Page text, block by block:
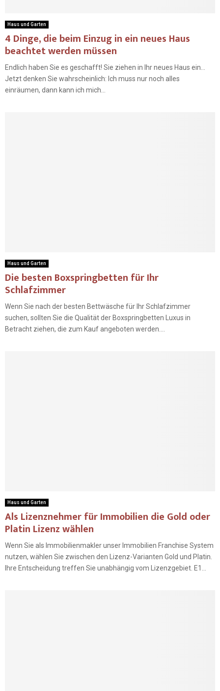
Haus und Garten
4 Dinge, die beim Einzug in ein neues Haus
beachtet werden müssen
Endlich haben Sie es geschafft! Sie ziehen in Ihr neues Haus ein…
Jetzt denken Sie wahrscheinlich: Ich muss nur noch alles
einräumen, dann kann ich mich...
Haus und Garten
Die besten Boxspringbetten für Ihr
Schlafzimmer
Wenn Sie nach der besten Bettwäsche für Ihr Schlafzimmer
suchen, sollten Sie die Qualität der Boxspringbetten Luxus in
Betracht ziehen, die zum Kauf angeboten werden....
Haus und Garten
Als Lizenznehmer für Immobilien die Gold oder
Platin Lizenz wählen
Wenn Sie als Immobilienmakler unser Immobilien Franchise System
nutzen, wählen Sie zwischen den Lizenz-Varianten Gold und Platin.
Ihre Entscheidung treffen Sie unabhängig vom Lizenzgebiet. E1...